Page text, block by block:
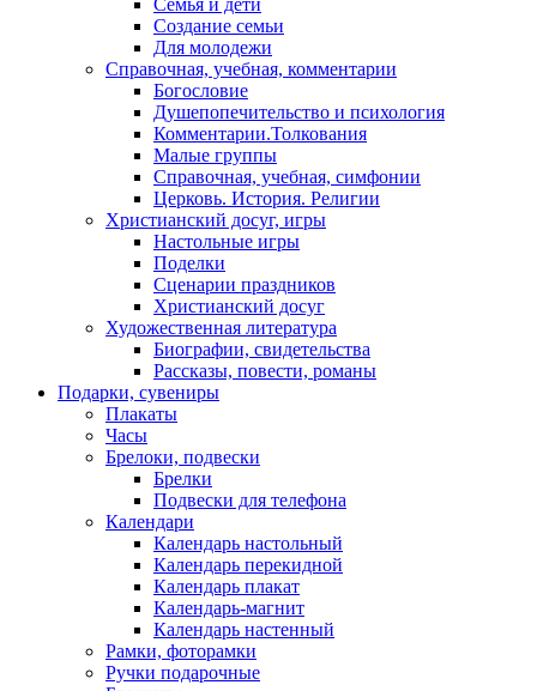
Семья и дети
Создание семьи
Для молодежи
Справочная, учебная, комментарии
Богословие
Душепопечительство и психология
Комментарии.Толкования
Малые группы
Справочная, учебная, симфонии
Церковь. История. Религии
Христианский досуг, игры
Настольные игры
Поделки
Сценарии праздников
Христианский досуг
Художественная литература
Биографии, свидетельства
Рассказы, повести, романы
Подарки, сувениры
Плакаты
Часы
Брелоки, подвески
Брелки
Подвески для телефона
Календари
Календарь настольный
Календарь перекидной
Календарь плакат
Календарь-магнит
Календарь настенный
Рамки, фоторамки
Ручки подарочные